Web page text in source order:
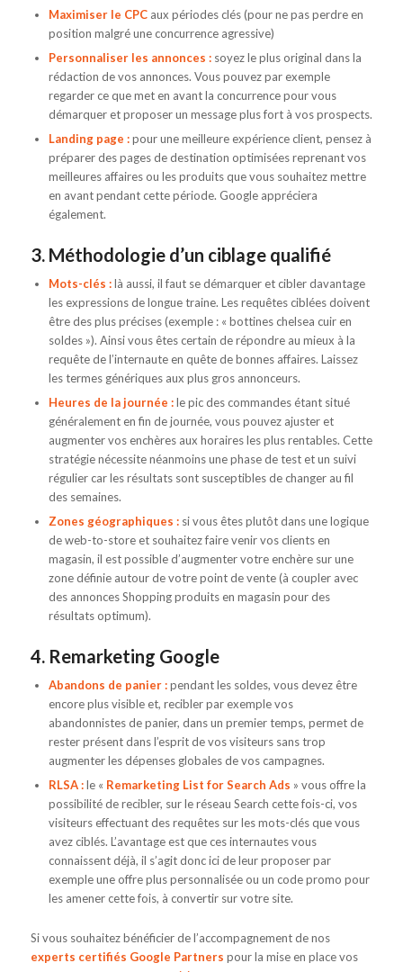
Maximiser le CPCaux périodes clés (pour ne pas perdre en
position malgré une concurrence agressive)
Personnaliser les annonces :soyez le plus original dans la
rédaction de vos annonces. Vous pouvez par exemple
regarder ce que met en avant la concurrence pour vous
démarquer et proposer un message plus fort à vos prospects.
Landing page :pour une meilleure expérience client, pensez à
préparer des pages de destination optimisées reprenant vos
meilleures affaires ou les produits que vous souhaitez mettre
en avant pendant cette période. Google appréciera
également.
3. Méthodologie d’un ciblage qualifié
Mots-clés :là aussi, il faut se démarquer et cibler davantage
les expressions de longue traine. Les requêtes ciblées doivent
être des plus précises (exemple : « bottines chelsea cuir en
soldes »). Ainsi vous êtes certain de répondre au mieux à la
requête de l’internaute en quête de bonnes affaires. Laissez
les termes génériques aux plus gros annonceurs.
Heures de la journée :le pic des commandes étant situé
généralement en fin de journée, vous pouvez ajuster et
augmenter vos enchères aux horaires les plus rentables. Cette
stratégie nécessite néanmoins une phase de test et un suivi
régulier car les résultats sont susceptibles de changer au fil
des semaines.
Zones géographiques :si vous êtes plutôt dans une logique
de web-to-store et souhaitez faire venir vos clients en
magasin, il est possible d’augmenter votre enchère sur une
zone définie autour de votre point de vente (à coupler avec
des annonces Shopping produits en magasin pour des
résultats optimum).
4. Remarketing Google
Abandons de panier :pendant les soldes, vous devez être
encore plus visible et, recibler par exemple vos
abandonnistes de panier, dans un premier temps, permet de
rester présent dans l’esprit de vos visiteurs sans trop
augmenter les dépenses globales de vos campagnes.
RLSA :le « Remarketing List for Search Ads » vous offre la
possibilité de recibler, sur le réseau Search cette fois-ci, vos
visiteurs effectuant des requêtes sur les mots-clés que vous
avez ciblés. L’avantage est que ces internautes vous
connaissent déjà, il s’agit donc ici de leur proposer par
exemple une offre plus personnalisée ou un code promo pour
les amener cette fois, à convertir sur votre site.
Si vous souhaitez bénéficier de l’accompagnement de nos
experts certifiés Google Partners pour la mise en place vos